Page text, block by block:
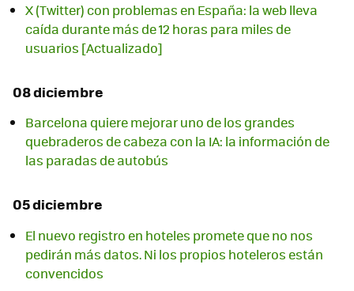
X (Twitter) con problemas en España: la web lleva
caída durante más de 12 horas para miles de
usuarios [Actualizado]
08 diciembre
Barcelona quiere mejorar uno de los grandes
quebraderos de cabeza con la IA: la información de
las paradas de autobús
05 diciembre
El nuevo registro en hoteles promete que no nos
pedirán más datos. Ni los propios hoteleros están
convencidos